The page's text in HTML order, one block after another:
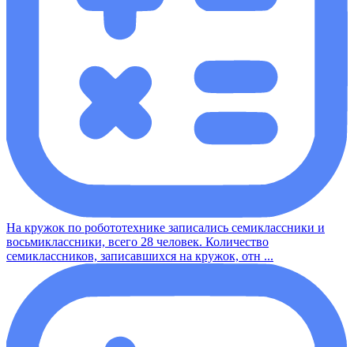
На кружок по робототехнике записались семиклассники и
восьмиклассники, всего 28 человек. Количество
семиклассников, записавшихся на кружок, отн ...